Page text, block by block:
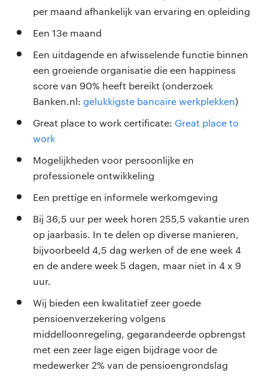
per maand afhankelijk van ervaring en opleiding
Een 13e maand
Een uitdagende en afwisselende functie binnen
een groeiende organisatie die een happiness
score van 90% heeft bereikt (onderzoek
Banken.nl: gelukkigste bancaire werkplekken)
Great place to work certificate: Great place to
work
Mogelijkheden voor persoonlijke en
professionele ontwikkeling
Een prettige en informele werkomgeving
Bij 36,5 uur per week horen 255,5 vakantie uren
op jaarbasis. In te delen op diverse manieren,
bijvoorbeeld 4,5 dag werken of de ene week 4
en de andere week 5 dagen, maar niet in 4 x 9
uur.
Wij bieden een kwalitatief zeer goede
pensioenverzekering volgens
middelloonregeling, gegarandeerde opbrengst
met een zeer lage eigen bijdrage voor de
medewerker 2% van de pensioengrondslag